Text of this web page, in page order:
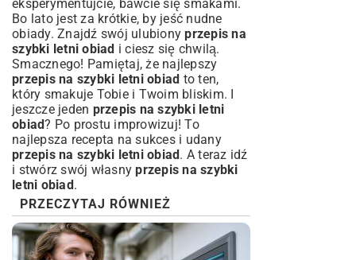
eksperymentujcie, bawcie się smakami.
Bo lato jest za krótkie, by jeść nudne
obiady. Znajdź swój ulubionyprzepis na
szybki letni obiad i ciesz się chwilą.
Smacznego! Pamiętaj, że najlepszy
przepis na szybki letni obiad to ten,
który smakuje Tobie i Twoim bliskim. I
jeszcze jeden przepis na szybki letni
obiad? Po prostu improwizuj! To
najlepsza recepta na sukces i udany
przepis na szybki letni obiad. A teraz idź
i stwórz swój własnyprzepis na szybki
letni obiad.
PRZECZYTAJ RÓWNIEŻ